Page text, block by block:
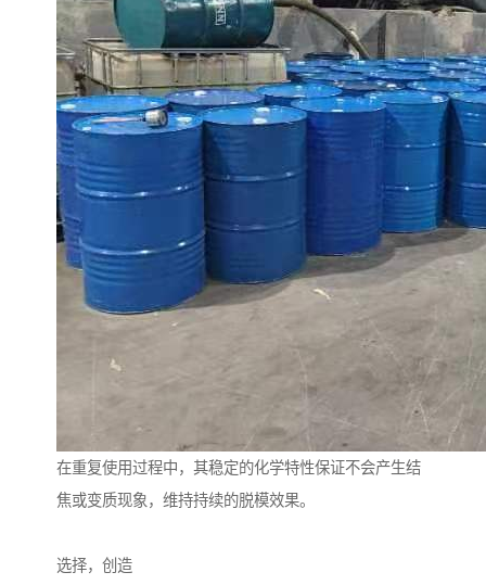
在重复使用过程中，其稳定的化学特性保证不会产生结
焦或变质现象，维持持续的脱模效果。
选择，创造